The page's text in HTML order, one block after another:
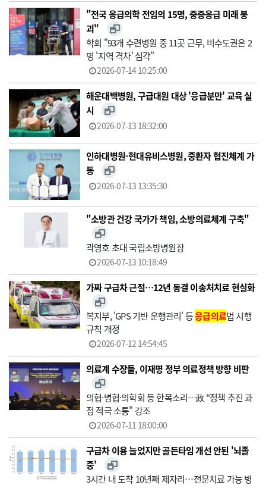
"전국 응급의학 전임의 15명, 중증응급 미래 붕
괴"
학회 "93개 수련병원 중 11곳 근무, 비수도권은 2
명 '지역 격차' 심각"
2026-07-14 10:25:00
해운대백병원, 구급대원 대상 '응급분만' 교육 실
시
2026-07-13 18:32:00
인하대병원-현대유비스병원, 중환자 협진체계 가
동
2026-07-13 13:35:30
"소방관 건강 국가가 책임, 소방의료체계 구축"
곽영호 초대 국립소방병원장
2026-07-13 10:18:49
가짜 구급차 근절…12년 동결 이송처치료 현실화
복지부, 'GPS 기반 운행관리' 등응급의료법 시행
규칙 개정
2026-07-12 14:54:45
의료계 수장들, 이재명 정부 의료정책 방향 비판
의협·병협·의학회 등 한목소리…政 "정책 추진 과
정 적극 소통" 강조
2026-07-11 18:00:00
구급차 이용 늘었지만 골든타임 개선 안된 '뇌졸
중'
3시간 내 도착 10년째 제자리…전문치료 가능 병